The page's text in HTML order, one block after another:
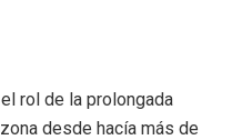
rol de la prolongada
desde hacía más de